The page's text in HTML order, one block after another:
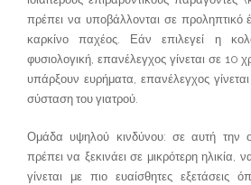
πρέπει να υποβάλλονται σε προληπτικό
καρκίνο παχέος. Εάν επιλεγεί η
φυσιολογική, επανέλεγχος γίνεται σε 10
υπάρξουν ευρήματα, επανέλεγχος
σύσταση του γιατρού.
Ομάδα υψηλού κινδύνου: σε αυτή
πρέπει να ξεκινάει σε μικρότερη ηλικία,
γίνεται με πιο ευαίσθητες εξετάσεις